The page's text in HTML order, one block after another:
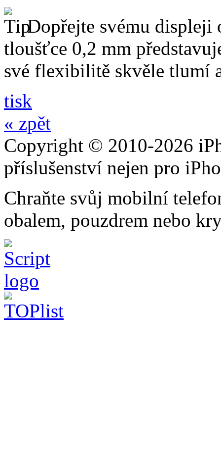
Dopřejte svému displeji
tloušťce 0,2 mm
své flexibilitě skvěle tlumí
tisk
« zpět
Copyright © 2010-2026
příslušenství nejen pro
Chraňte svůj mobilní
obalem, pouzdrem nebo